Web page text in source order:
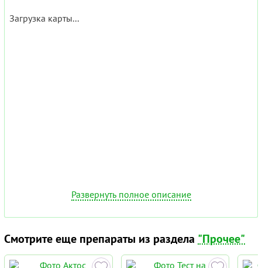
Загрузка карты...
Развернуть полное описание
Смотрите еще препараты из раздела "Прочее"